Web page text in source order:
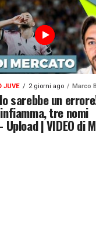
JUVE 2 giorni ago Marco
sarebbe un
tre nomi
| VIDEO di